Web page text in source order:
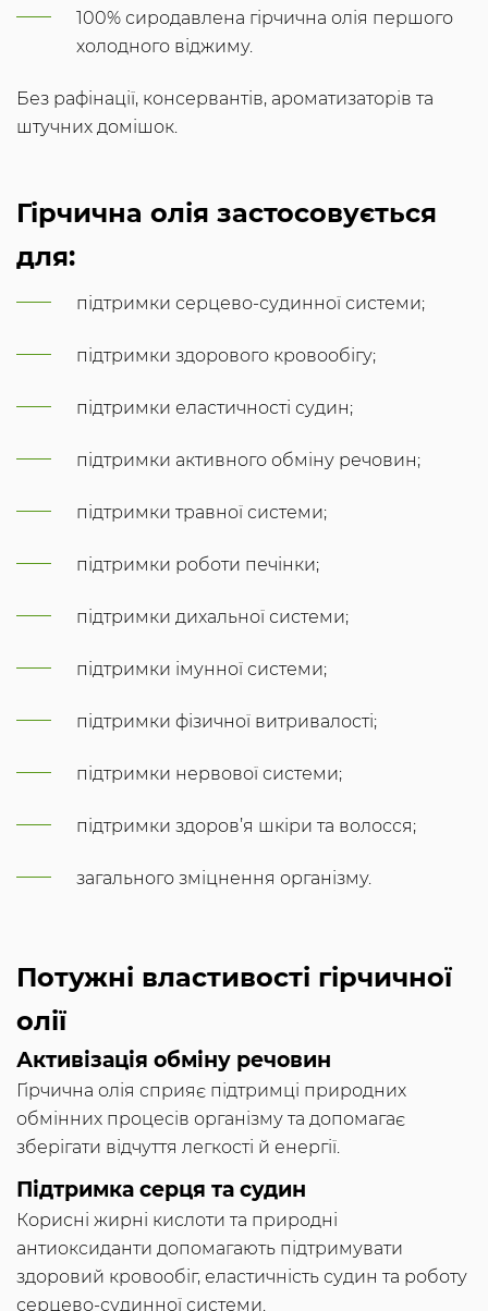
100% сиродавлена гірчична олія першого
холодного віджиму.
Без рафінації, консервантів, ароматизаторів та
штучних домішок.
Гірчична олія застосовується
для:
підтримки серцево-судинної системи;
підтримки здорового кровообігу;
підтримки еластичності судин;
підтримки активного обміну речовин;
підтримки травної системи;
підтримки роботи печінки;
підтримки дихальної системи;
підтримки імунної системи;
підтримки фізичної витривалості;
підтримки нервової системи;
підтримки здоров’я шкіри та волосся;
загального зміцнення організму.
Потужні властивості гірчичної
олії
Активізація обміну речовин
Гірчична олія сприяє підтримці природних
обмінних процесів організму та допомагає
зберігати відчуття легкості й енергії.
Підтримка серця та судин
Корисні жирні кислоти та природні
антиоксиданти допомагають підтримувати
здоровий кровообіг, еластичність судин та роботу
серцево-судинної системи.